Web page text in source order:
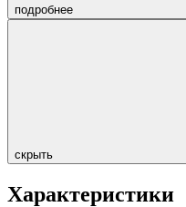
подробнее
скрыть
Характеристики